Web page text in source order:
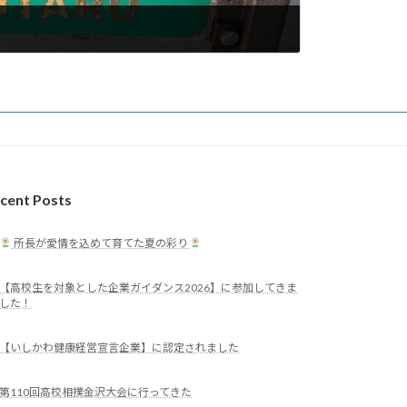
Posts
所長が愛情を込めて育てた夏の彩り
【高校生を対象とした企業ガイダンス2026】に参加してきま
した！
【いしかわ健康経営宣言企業】に認定されました
第110回高校相撲金沢大会に行ってきた